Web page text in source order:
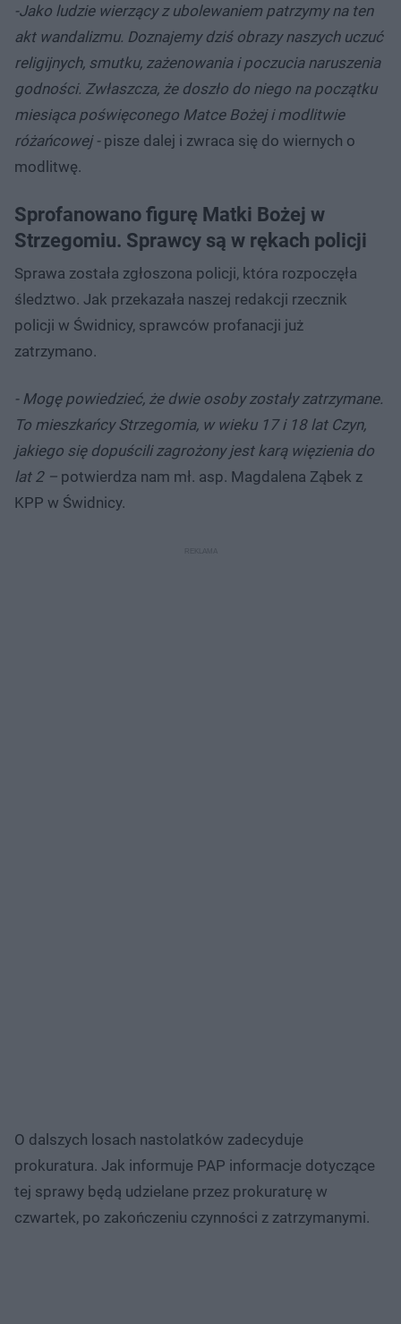
-Jako ludzie wierzący z ubolewaniem patrzymy na ten
akt wandalizmu. Doznajemy dziś obrazy naszych uczuć
religijnych, smutku, zażenowania i poczucia naruszenia
godności. Zwłaszcza, że doszło do niego na początku
miesiąca poświęconego Matce Bożej i modlitwie
różańcowej -pisze dalej i zwraca się do wiernych o
modlitwę.
Sprofanowano figurę Matki Bożej w
Strzegomiu. Sprawcy są w rękach policji
Sprawa została zgłoszona policji, która rozpoczęła
śledztwo. Jak przekazała naszej redakcji rzecznik
policji w Świdnicy, sprawców profanacji już
zatrzymano.
- Mogę powiedzieć, że dwie osoby zostały zatrzymane.
To mieszkańcy Strzegomia, w wieku 17 i 18 lat Czyn,
jakiego się dopuścili zagrożony jest karą więzienia do
lat 2 – potwierdza nam mł. asp. Magdalena Ząbek z
KPP w Świdnicy.
O dalszych losach nastolatków zadecyduje
prokuratura. Jak informuje PAP informacje dotyczące
tej sprawy będą udzielane przez prokuraturę w
czwartek, po zakończeniu czynności z zatrzymanymi.